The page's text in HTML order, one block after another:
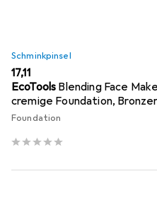
Schminkpinsel
EUR
17,11
EcoTools Blending Face
cremige Foundation,
Foundation